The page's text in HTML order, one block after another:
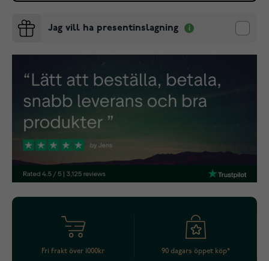
Jag vill ha presentinslagning
Fri frakt över 1000kr 90 dagars öppet köp*